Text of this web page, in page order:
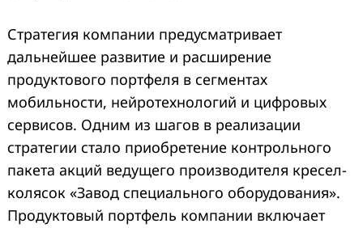
Стратегия компании предусматривает
дальнейшее развитие и расширение
продуктового портфеля в сегментах
мобильности, нейротехнологий и цифровых
сервисов. Одним из шагов в реализации
стратегии стало приобретение контрольного
пакета акций ведущего производителя кресел-
колясок «Завод специального оборудования».
Продуктовый портфель компании включает